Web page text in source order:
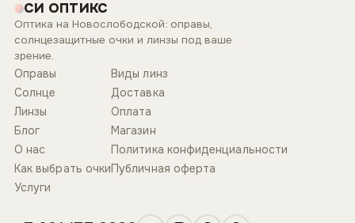
СИ ОПТИКС
Оптика на Новослободской: оправы,
солнцезащитные очки и линзы под ваше
зрение.
Оправы
Солнце
Линзы
Блог
О нас
Как выбрать очки
Услуги
Виды линз
Доставка
Оплата
Магазин
Политика конфиденциальности
Публичная оферта